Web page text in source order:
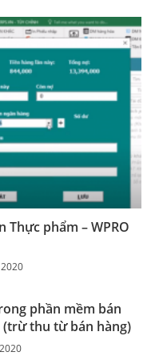
Thực phẩm – WPRO
phần mềm bán
thu từ bán hàng)